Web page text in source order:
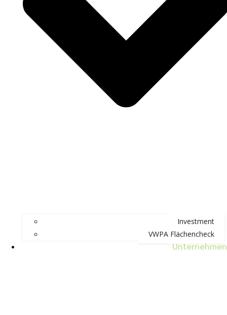
Investment
VWPA Flächencheck
Unternehmen